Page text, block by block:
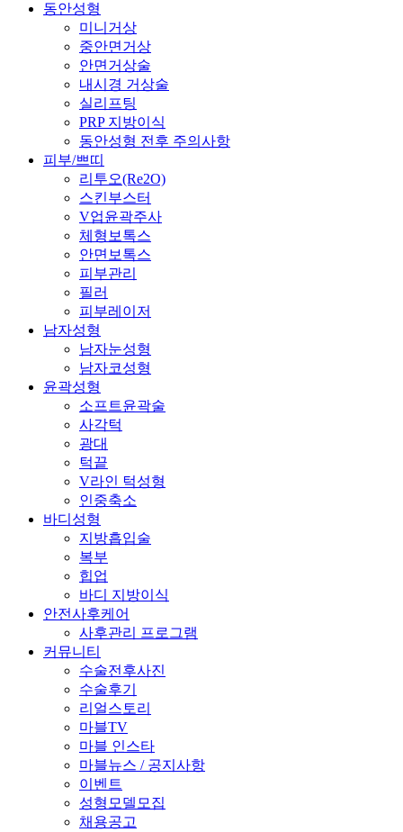
동안성형
미니거상
중안면거상
안면거상술
내시경 거상술
실리프팅
PRP 지방이식
동안성형 전후 주의사항
피부/쁘띠
리투오(Re2O)
스킨부스터
V업윤곽주사
체형보톡스
안면보톡스
피부관리
필러
피부레이저
남자성형
남자눈성형
남자코성형
윤곽성형
소프트윤곽술
사각턱
광대
턱끝
V라인 턱성형
인중축소
바디성형
지방흡입술
복부
힙업
바디 지방이식
안전사후케어
사후관리 프로그램
커뮤니티
수술전후사진
수술후기
리얼스토리
마블TV
마블 인스타
마블뉴스 / 공지사항
이벤트
성형모델모집
채용공고